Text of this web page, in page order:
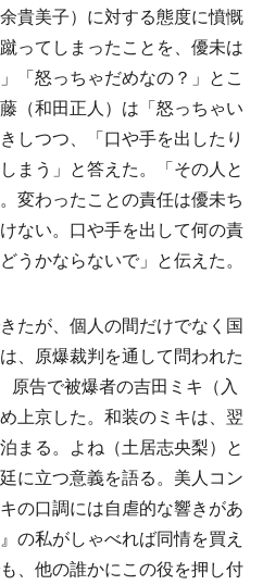
貴美子）に対する態度に憤慨
ってしまったことを、優未は
「怒っちゃだめなの？」とこ
（和田正人）は「怒っちゃい
しつつ、「口や手を出したり
まう」と答えた。「その人と
変わったことの責任は優未ち
ない。口や手を出して何の責
うかならないで」と伝えた。
たが、個人の間だけでなく国
、原爆裁判を通して問われた
原告で被爆者の吉田ミキ（入
上京した。和装のミキは、翌
まる。よね（土居志央梨）と
に立つ意義を語る。美人コン
の口調には自虐的な響きがあ
の私がしゃべれば同情を買え
、他の誰かにこの役を押し付